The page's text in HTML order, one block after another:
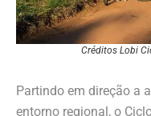
Créditos Lobi
Partindo em direção a
entorno regional, o